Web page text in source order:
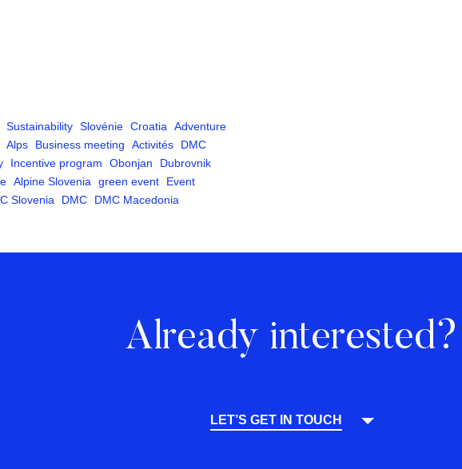
Sustainability Slovénie Croatia
Adventure
Alps Business meeting Activités
DMC
Incentive program Obonjan
Dubrovnik
Alpine Slovenia green event
Event
Slovenia DMC DMC Macedonia
Already interested?
LET’S GET IN TOUCH